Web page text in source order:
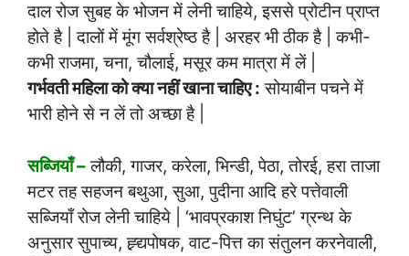
दाल रोज सुबह के भोजन में लेनी चाहिये, इससे प्रोटीन प्राप्त
होते है | दालों में मूंग सर्वश्रेष्ठ है | अरहर भी ठीक है | कभी-
कभी राजमा, चना, चौलाई, मसूर कम मात्रा में लें |
गर्भवती महिला को क्या नहीं खाना चाहिए : सोयाबीन पचने में
भारी होने से न लें तो अच्छा है |
सब्जियाँ –लौकी, गाजर, करेला, भिन्डी, पेठा, तोरई, हरा ताजा
मटर तह सहजन बथुआ, सुआ, पुदीना आदि हरे पत्तेवाली
सब्जियाँ रोज लेनी चाहिये | ‘भावप्रकाश निघुंट’ ग्रन्थ के
अनुसार सुपाच्य, ह्र्द्यपोषक, वाट-पित्त का संतुलन करनेवाली,